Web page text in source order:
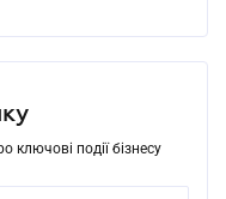
ключові події бізнесу